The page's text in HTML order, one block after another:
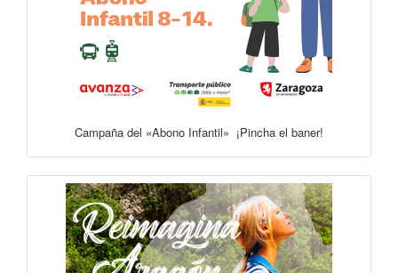
Campaña del «Abono Infantil» ¡Pincha el baner!